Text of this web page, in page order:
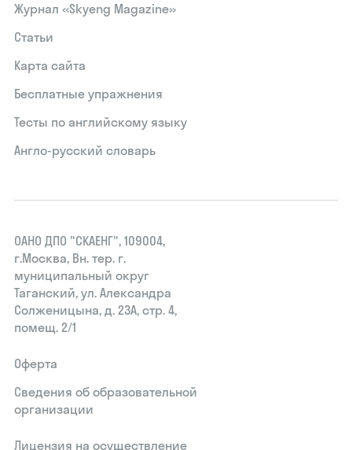
Журнал «Skyeng Magazine»
Статьи
Карта сайта
Бесплатные упражнения
Тесты по английскому языку
Англо-русский словарь
ОАНО ДПО "СКАЕНГ", 109004,
г.Москва, Вн. тер. г.
муниципальный округ
Таганский, ул. Александра
Солженицына, д. 23А, стр. 4,
помещ. 2/1
Оферта
Сведения об образовательной
организации
Лицензия на осуществление